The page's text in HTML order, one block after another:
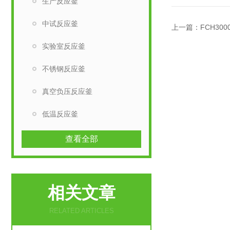
中试反应釜
实验室反应釜
不锈钢反应釜
真空负压反应釜
低温反应釜
查看全部
相关文章
RELATED ARTICLES
上一篇：